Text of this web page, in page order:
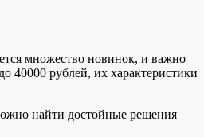
множество новинок, и важно
40000 рублей, их характеристики
найти достойные решения